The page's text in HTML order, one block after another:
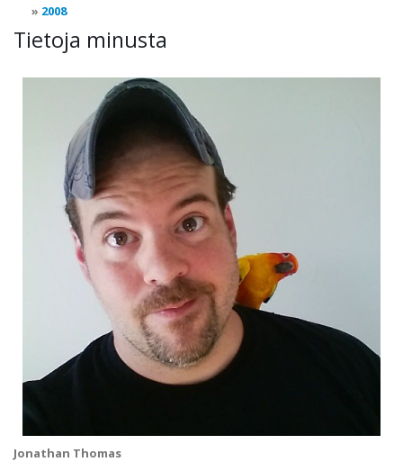
2008
Tietoja minusta
Jonathan Thomas